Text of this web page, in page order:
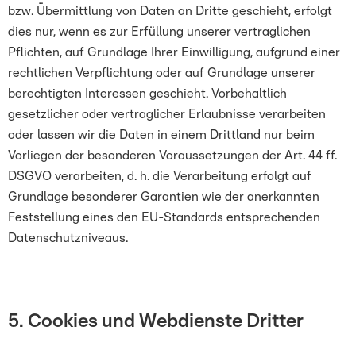
bzw. Übermittlung von Daten an Dritte geschieht, erfolgt
dies nur, wenn es zur Erfüllung unserer vertraglichen
Pflichten, auf Grundlage Ihrer Einwilligung, aufgrund einer
rechtlichen Verpflichtung oder auf Grundlage unserer
berechtigten Interessen geschieht. Vorbehaltlich
gesetzlicher oder vertraglicher Erlaubnisse verarbeiten
oder lassen wir die Daten in einem Drittland nur beim
Vorliegen der besonderen Voraussetzungen der Art. 44 ff.
DSGVO verarbeiten, d. h. die Verarbeitung erfolgt auf
Grundlage besonderer Garantien wie der anerkannten
Feststellung eines den EU-Standards entsprechenden
Datenschutzniveaus.
5. Cookies und Webdienste Dritter